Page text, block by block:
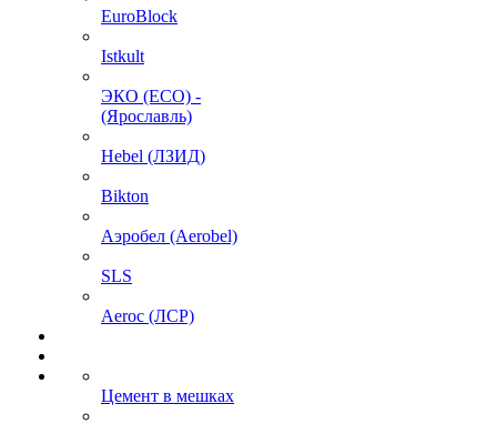
EuroBlock
Istkult
ЭКО (ECO) -
(Ярославль)
Hebel (ЛЗИД)
Bikton
Аэробел (Aerobel)
SLS
Aeroc (ЛСР)
Цемент в мешках